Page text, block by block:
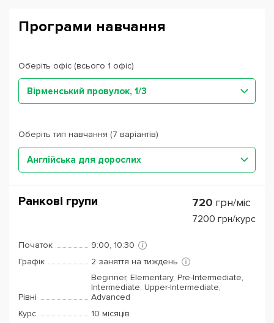
Програми навчання
Оберіть офіс (всього 1 офіс)
Вірменський провулок, 1/3
Оберіть тип навчання (7 варіантів)
Англійська для дорослих
Ранкові групи 720 грн/міс
7200 грн/курс
Початок
9:00, 10:30
Графік
2 заняття на тиждень
Рівні
Beginner, Elementary, Pre-Intermediate,
Intermediate, Upper-Intermediate,
Advanced
Курс
10 місяців